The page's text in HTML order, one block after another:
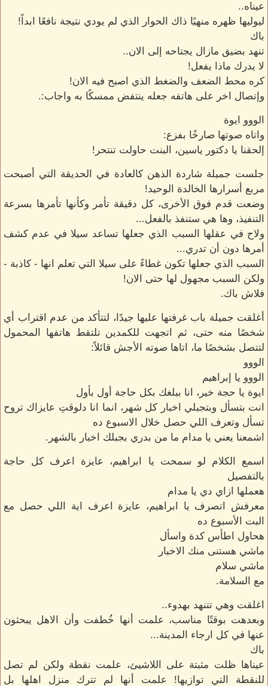
عيناه..
ليوليها ظهره منهيًا ذاك الحوار الذي لم يودي نتيجة نافعًا ابداً!
باك
تنهد بضيق مازال يجتاحه إلى الان..
لا يدرك ماذا يفعل!
كره محط الضعف والضغط الذي اصبح فيه الان!
وإتصال اخر على هاتفه جعله ينتفض ممسكًا به واجاب:.
الووو ايوة
واتاه صوتها صارخًا بفزع:
إلحقنا يا دكتور ياسين، البنت حاولت تنتحر!
جلست جميلة شاردة الذهن كالعادة في الحديقة التي أصبحت
مربع أسرارها الخالدة الوحيد!
وضعت قدم فوق الأخرى، كل دقيقة تأمر وكأنها تأمرها بسرعة
التنفيذ، وها هي ستنفذ بالفعل...
ولاح في عقلها السبب الذي جعلها تساعد سيلا في عدم كشف
أمرها دون أن تدري...
السبب الذي جعلها تكون غطاءً على سيلا التي تعلم انها - كاذبة -
ولكن السبب مجهول لها حتى الان!
فلاش باك.
أغلقت جميلة باب غرفتها عليها جيدًا، لتتأكد من عدم اقتراب أي
شخصًا منه حتى، ثم اتجهت للكمدين تلتقط هاتفها المحمول
لتتصل بشخصًا ما، اتاها صوته الأجش قائلاً:
الووو
الووو يا إبراهيم
ايوة يا حجة خير، انا ببلغك بكل حاجة أول بأول
انت بتسأل وبتجبلي اخبار كل شهر، انما انا دلوقتِ عايزاك تروح
تسأل وتعرف اللي حصل خلال الاسبوع ده
اشمعنا يعني يا مدام ما من بدري بجبلك اخبار بالشهر.
اسمع الكلام لو سمحت يا ابراهيم، عايزة اعرف كل حاجة
بالتفصيل
هعملها ازاي دي يا مدام
معرفش اتصرف يا ابراهيم، عايزة اعرف اية اللي حصل مع
البت الأسبوع ده
هحاول اطأس كدة واسأل
ماشي هستنى منك الاخبار
ماشي سلام
مع السلامة.
اغلقت وهي تتنهد بهدوء..
وبعدهت بوقتًا مناسب، علمت أنها خُطفت وأن الاهل يبحثون
عنها في كل ارجاء المدينة...
باك
عيناها ظلت مثبتة على اللاشيئ، علمت نقطة ولكن لم تصل
للنقطة التي توازيها! علمت أنها لم تترك منزل اهلها بل